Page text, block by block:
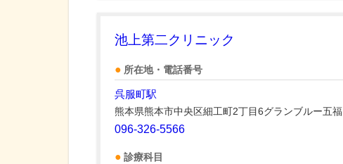
池上第二クリニック
所在地・電話番号
呉服町駅
熊本県熊本市中央区細工町2丁目6グランブルー五福
096-326-5566
診療科目